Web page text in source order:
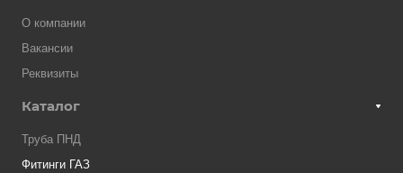
О компании
Вакансии
Реквизиты
Каталог
Труба ПНД
Фитинги ГАЗ